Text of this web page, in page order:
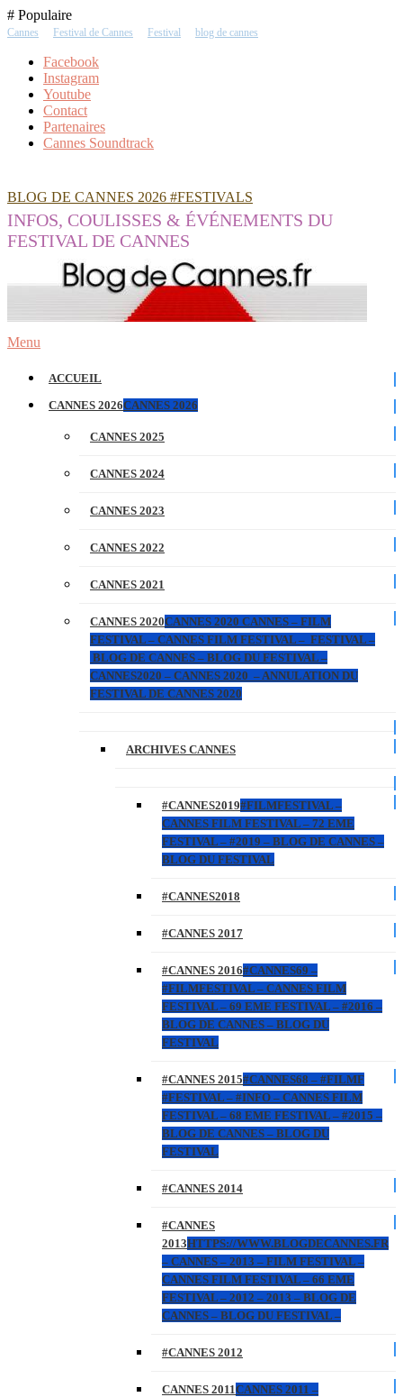
Skip
To
# Populaire
Cannes Festival de Cannes Festival blog de cannes
Facebook
Instagram
Youtube
Contact
Partenaires
Cannes Soundtrack
BLOG DE CANNES 2026 #FESTIVALS
INFOS, COULISSES & ÉVÉNEMENTS DU
FESTIVAL DE CANNES
Menu
ACCUEIL
CANNES 2026CANNES 2026
CANNES 2025
CANNES 2024
CANNES 2023
CANNES 2022
CANNES 2021
CANNES 2020CANNES 2020 CANNES – FILM
FESTIVAL – CANNES FILM FESTIVAL – FESTIVAL –
BLOG DE CANNES – BLOG DU FESTIVAL –
CANNES2020 – CANNES 2020 – ANNULATION DU
FESTIVAL DE CANNES 2020
ARCHIVES CANNES
#CANNES2019#FILMFESTIVAL –
CANNES FILM FESTIVAL – 72 EME
FESTIVAL – #2019 – BLOG DE CANNES –
BLOG DU FESTIVAL
#CANNES2018
#CANNES 2017
#CANNES 2016#CANNES69 –
#FILMFESTIVAL – CANNES FILM
FESTIVAL – 69 EME FESTIVAL – #2016 –
BLOG DE CANNES – BLOG DU
FESTIVAL
#CANNES 2015#CANNES68 – #FILMF
#FESTIVAL – #INFO – CANNES FILM
FESTIVAL – 68 EME FESTIVAL – #2015 –
BLOG DE CANNES – BLOG DU
FESTIVAL
#CANNES 2014
#CANNES
2013HTTPS://WWW.BLOGDECANNES.FR
– CANNES – 2013 – FILM FESTIVAL –
CANNES FILM FESTIVAL – 66 EME
FESTIVAL – 2012 – 2013 – BLOG DE
CANNES – BLOG DU FESTIVAL –
#CANNES 2012
CANNES 2011CANNES 2011 –